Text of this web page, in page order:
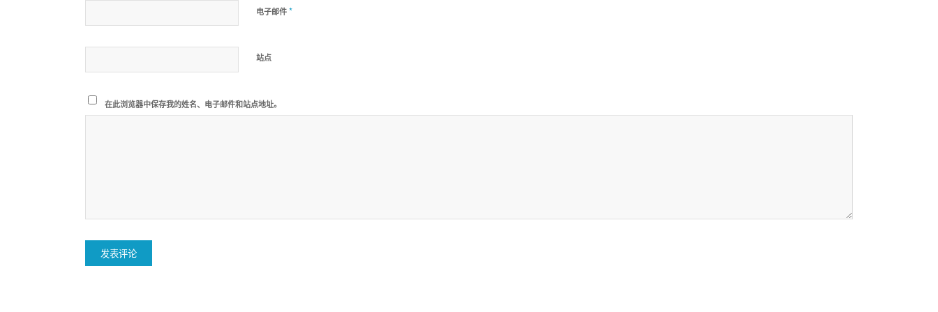
电子邮件 *
站点
在此浏览器中保存我的姓名、电子邮件和站点地址。